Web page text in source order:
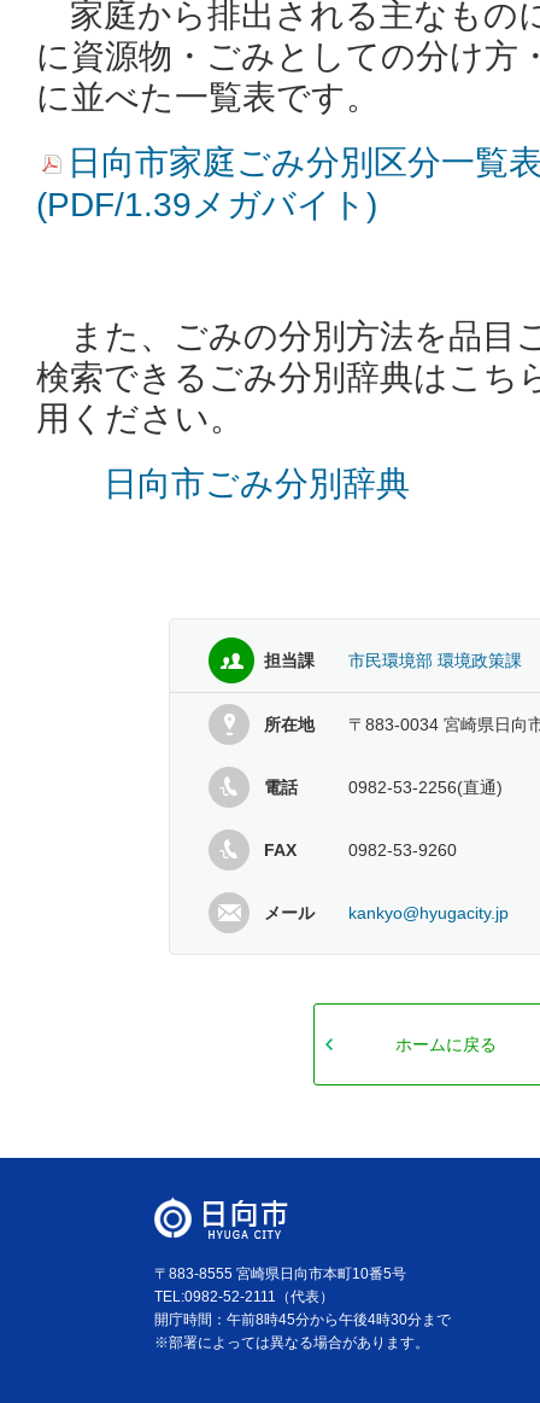
家庭から排出される主なもの
に資源物・ごみとしての分け方
に並べた一覧表です。
日向市家庭ごみ分別区分一覧
(PDF/1.39メガバイト)
また、ごみの分別方法を品目
検索できるごみ分別辞典はこち
用ください。
日向市ごみ分別辞典
担当課 市民環境部 環境政策課
所在地 〒883-0034 宮崎県日向
電話 0982-53-2256(直通)
FAX 0982-53-9260
メール kankyo@hyugacity.jp
ホームに戻る
〒883-8555 宮崎県日向市本町10番5号
TEL:0982-52-2111（代表）
開庁時間：午前8時45分から午後4時30分まで
※部署によっては異なる場合があります。